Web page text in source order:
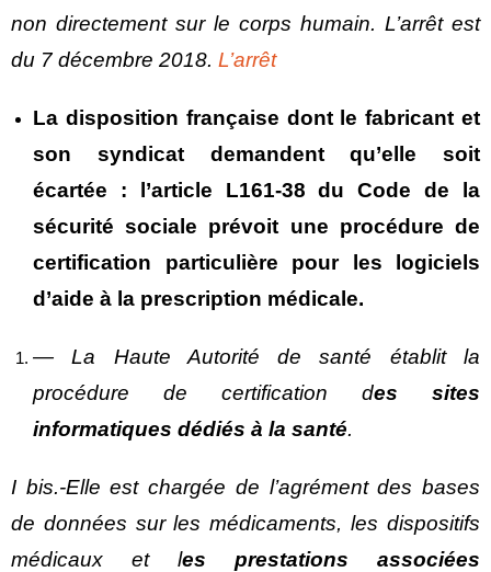
non directement sur le corps humain. L’arrêt est
du 7 décembre 2018. L’arrêt
La disposition française dont le fabricant et
son syndicat demandent qu’elle soit
écartée : l’article L161-38 du Code de la
sécurité sociale prévoit une procédure de
certification particulière pour les logiciels
d’aide à la prescription médicale.
― La Haute Autorité de santé établit la
procédure de certification des sites
informatiques dédiés à la santé.
I bis.-Elle est chargée de l’agrément des bases
de données sur les médicaments, les dispositifs
médicaux et les prestations associées